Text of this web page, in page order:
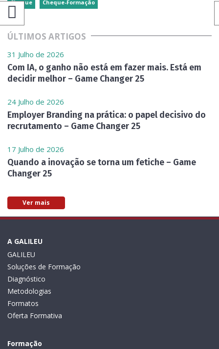
Cheque Cheque-Formação
ÚLTIMOS ARTIGOS
31 Julho de 2026
Com IA, o ganho não está em fazer mais. Está em
decidir melhor – Game Changer 25
24 Julho de 2026
Employer Branding na prática: o papel decisivo do
recrutamento – Game Changer 25
17 Julho de 2026
Quando a inovação se torna um fetiche – Game
Changer 25
Ver mais
A GALILEU
GALILEU
Soluções de Formação
Diagnóstico
Metodologias
Formatos
Oferta Formativa
Formação